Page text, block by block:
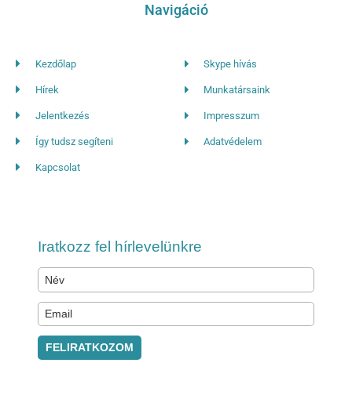
Navigáció
Kezdőlap
Hírek
Jelentkezés
Így tudsz segíteni
Kapcsolat
Skype hívás
Munkatársaink
Impresszum
Adatvédelem
Iratkozz fel hírlevelünkre
FELIRATKOZOM